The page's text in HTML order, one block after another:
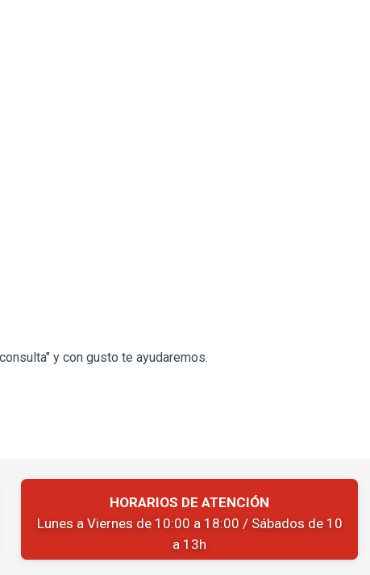
y con gusto te ayudaremos.
HORARIOS DE ATENCIÓN
Lunes a Viernes de 10:00 a 18:00 / Sábados de 10
a 13h